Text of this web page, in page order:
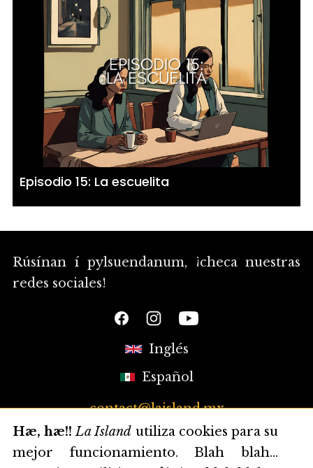
Episodio 15: La escuelita
Rúsínan í pylsuendanum, ¡checa nuestras
redes sociales!
Inglés
Español
contact@laisland.mx
Hæ, hæ!! La Island utiliza cookies para su
mejor funcionamiento. Blah blah...